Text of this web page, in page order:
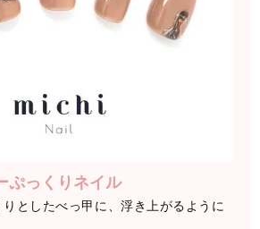
ぷっくりネイル
としたべっ甲に、浮き上がるように